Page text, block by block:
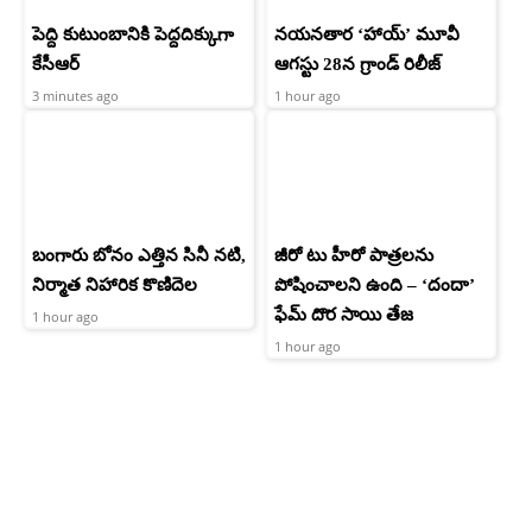
పెద్ది కుటుంబానికి పెద్దదిక్కుగా
కేసీఆర్
3 minutes ago
నయనతార ‘హాయ్’ మూవీ
ఆగస్టు 28న గ్రాండ్ రిలీజ్
1 hour ago
బంగారు బోనం ఎత్తిన సినీ నటి,
నిర్మాత నిహారిక కొణిదెల
1 hour ago
జీరో టు హీరో పాత్రలను
పోషించాలని ఉంది – ‘దందా’
ఫేమ్ దొర సాయి తేజ
1 hour ago